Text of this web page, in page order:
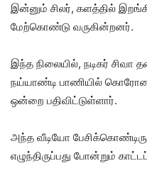
இன்னும் சிலர், களத்தில்
மேற்கொண்டு வருகின்றனர்.
இந்த நிலையில், நடிகர் சிவா
நய்யாண்டி பாணியில்
ஒன்றை பதிவிட்டுள்ளார்.
அந்த வீடியோ
எழுந்திருப்பது போன்றும்